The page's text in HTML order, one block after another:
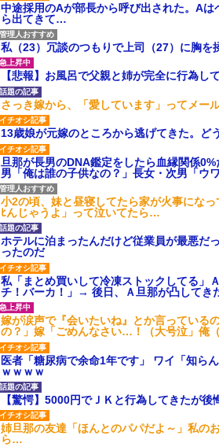
中途採用のAが部長から呼び出された。A
ら出てきて…
私（23）冗談のつもりで上司（27）に胸を
【悲報】お風呂で父親と姉が完全に行為し
さっき嫁から、「愛しています」ってメー
13歳娘が元嫁のところから逃げてきた。ど
旦那が長男のDNA鑑定をしたら血縁関係
男「俺は誰の子供なの？」長女・次男「ウワ
小2の頃、妹と昼寝してたら家が火事にな
ﾋんじゃうよ」って泣いてたら…
ホテルに泊まったんだけど従業員が最悪だ
ったのだ
私「まとめ買いして冷凍ストックしてる」
チ！バーカ！」→ 後日、Ａ旦那が凸してき
嫁が涙声で『会いたいね』とか言っている
の？」嫁「ごめんなさい…！（大号泣」俺
医者「糖尿病で余命1年です」 ワイ「知ら
ｗｗｗｗ
【驚愕】5000円でＪＫと行為してきたが
姉旦那の友達「ほんとのパパだよ～」私の
ら…